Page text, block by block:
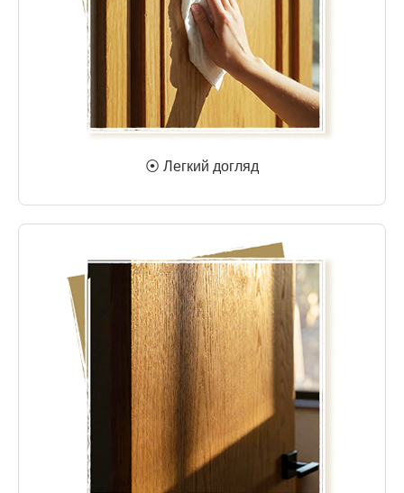
⦿ Легкий догляд